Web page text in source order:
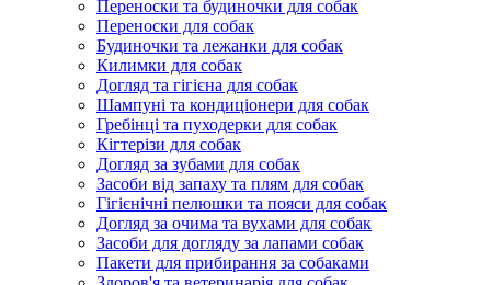
Переноски та будиночки для собак
Переноски для собак
Будиночки та лежанки для собак
Килимки для собак
Догляд та гігієна для собак
Шампуні та кондиціонери для собак
Гребінці та пуходерки для собак
Кігтерізи для собак
Догляд за зубами для собак
Засоби від запаху та плям для собак
Гігієнічні пелюшки та пояси для собак
Догляд за очима та вухами для собак
Засоби для догляду за лапами собак
Пакети для прибирання за собаками